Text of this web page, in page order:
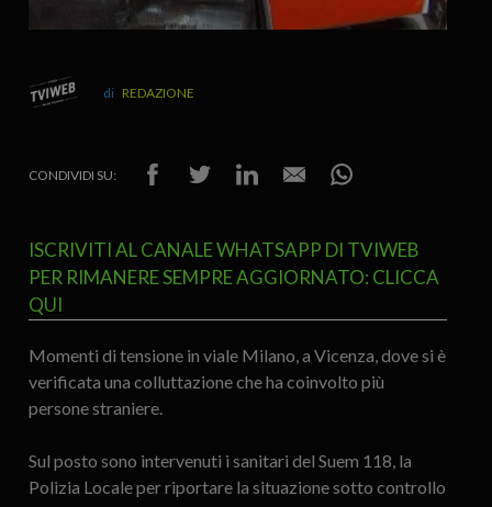
REDAZIONE
CONDIVIDI SU:
ISCRIVITI AL CANALE WHATSAPP DI TVIWEB
PER RIMANERE SEMPRE AGGIORNATO: CLICCA
QUI
Momenti di tensione in viale Milano, a Vicenza, dove si è
verificata una colluttazione che ha coinvolto più
persone straniere.
Sul posto sono intervenuti i sanitari del Suem 118, la
Polizia Locale per riportare la situazione sotto controllo